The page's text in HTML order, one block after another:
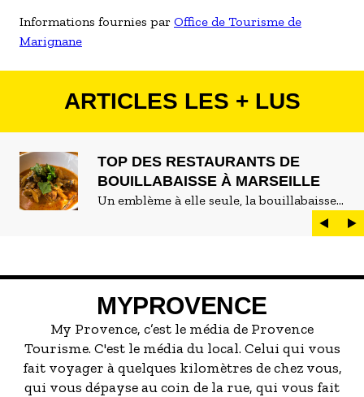
Informations fournies par Office de Tourisme de
Marignane
ARTICLES LES + LUS
TOP DES RESTAURANTS DE
BOUILLABAISSE À MARSEILLE
Un emblème à elle seule, la bouillabaisse
est LE plat marseillais par excellence. On
peut d'ailleurs vite être submergé·e par la
servir la meilleure...
MYPROVENCE
My Provence, c’est le média de Provence
Tourisme. C'est le média du local. Celui qui vous
fait voyager à quelques kilomètres de chez vous,
qui vous dépayse au coin de la rue, qui vous fait